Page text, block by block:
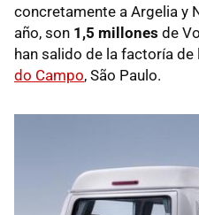
concretamente a Argelia y
año, son 1,5 millones de
han salido de la factoría de
do Campo, São Paulo.